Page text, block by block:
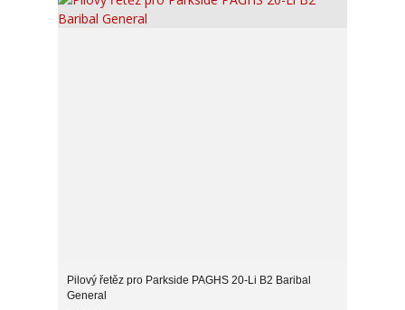
Pilový řetěz pro Parkside PAGHS 20-Li B2 Baribal
General